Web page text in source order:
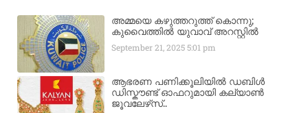
അമ്മയെ കഴുത്തറുത്ത് കൊന്നു;
കുവൈത്തിൽ യുവാവ് അറസ്റ്റിൽ
September 21, 20255:01 pm
ആഭരണ പണിക്കൂലിയിൽ ഡബിൾ
ഡിസ്കൗണ്ട് ഓഫറുമായി കല്യാൺ
ജൂവലേഴ്‌സ്..